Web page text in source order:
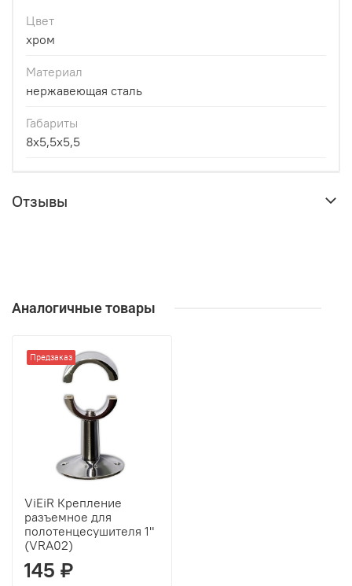
Цвет
хром
Материал
нержавеющая сталь
Габариты
8x5,5x5,5
Отзывы
Аналогичные товары
Предзаказ
ViEiR Крепление
разъемное для
полотенцесушителя 1"
(VRA02)
145 ₽